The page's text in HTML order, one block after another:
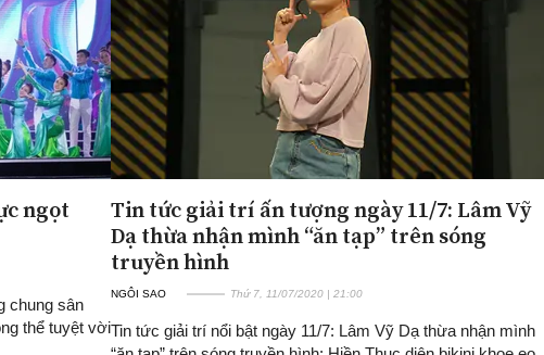
ngọt
chung sân
thể tuyệt vời
Tin tức giải trí ấn tượng ngày 11/7: Lâm Vỹ
Dạ thừa nhận mình “ăn tạp” trên sóng
truyền hình
NGÔI SAO Thứ 7, 11/07/2020 | 21:00
Tin tức giải trí nổi bật ngày 11/7: Lâm Vỹ Dạ thừa nhận mình